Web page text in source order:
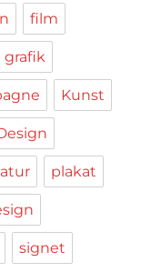
film
grafik
Kunst
plakat
signet